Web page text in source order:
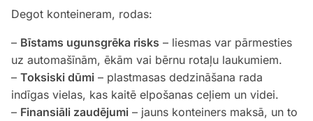
Degot konteineram, rodas:
– Bīstams ugunsgrēka risks – liesmas var pārmesties
uz automašīnām, ēkām vai bērnu rotaļu laukumiem.
– Toksiski dūmi – plastmasas dedzināšana rada
indīgas vielas, kas kaitē elpošanas ceļiem un videi.
– Finansiāli zaudējumi – jauns konteiners maksā, un to